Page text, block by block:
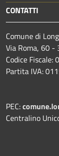
CONTATTI
Comune di
Via Roma, 60 -
Codice
Partita IVA:
PEC:
Centralino